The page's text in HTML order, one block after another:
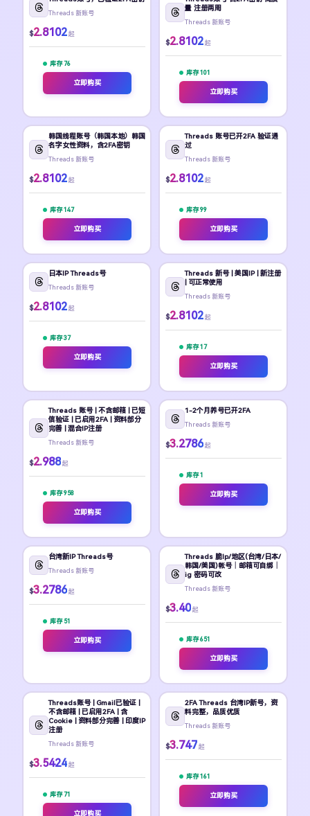
Threads 新账号
$2.8102 起
库存 76
立即购买
量 注册两周
Threads 新账号
$2.8102 起
库存 101
立即购买
韩国线程账号（韩国本地）韩国
名字女性资料，含2FA密钥
Threads 新账号
$2.8102 起
库存 147
立即购买
Threads 账号已开2FA 验证通
过
Threads 新账号
$2.8102 起
库存 99
立即购买
日本IP Threads号
Threads 新账号
$2.8102 起
库存 37
立即购买
Threads 新号 | 美国IP | 新注册
| 可正常使用
Threads 新账号
$2.8102 起
库存 17
立即购买
Threads 账号 | 不含邮箱 | 已短
信验证 | 已启用2FA | 资料部分
完善 | 混合IP注册
Threads 新账号
$2.988 起
库存 958
立即购买
1-2个月养号已开2FA
Threads 新账号
$3.2786 起
库存 1
立即购买
台湾新IP Threads号
Threads 新账号
$3.2786 起
库存 51
立即购买
Threads 脆Ip/地区(台湾/日本/
韩国/美国)帐号｜邮箱可自绑｜
ig 密码可改
Threads 新账号
$3.40 起
库存 651
立即购买
Threads账号 | Gmail已验证 |
不含邮箱 | 已启用2FA | 含
Cookie | 资料部分完善 | 印度IP
注册
Threads 新账号
$3.5424 起
库存 71
立即购买
2FA Threads 台湾IP新号，资
料完整，品质优质
Threads 新账号
$3.747 起
库存 161
立即购买